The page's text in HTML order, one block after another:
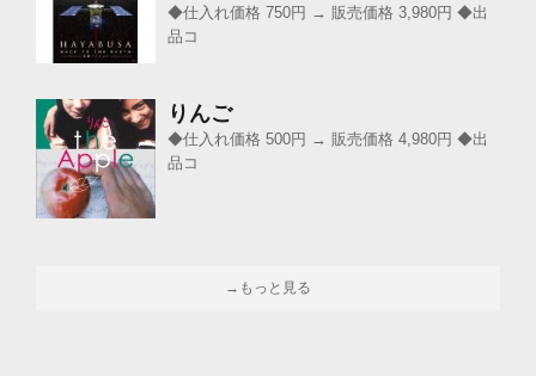
◆仕入れ価格 750円 → 販売価格 3,980円 ◆出
品コ
りんご
◆仕入れ価格 500円 → 販売価格 4,980円 ◆出
品コ
→もっと見る